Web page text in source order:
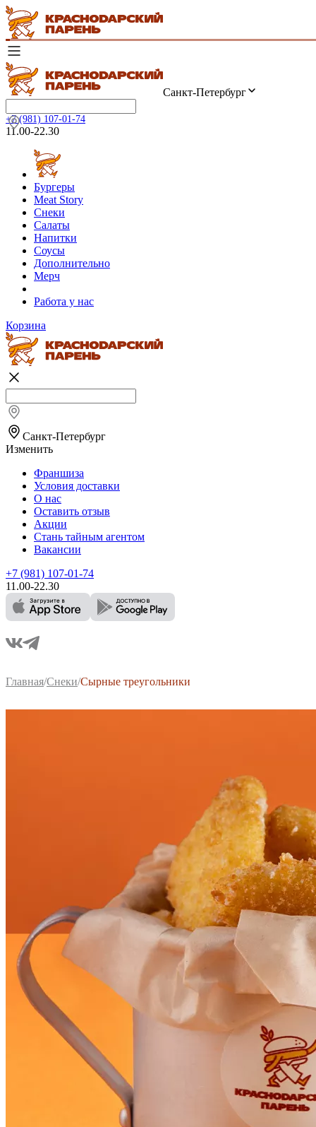
Санкт-Петербург
+7 (981) 107-01-74
11.00-22.30
Бургеры
Meat Story
Снеки
Салаты
Напитки
Соусы
Дополнительно
Мерч
Работа у нас
Корзина
Санкт-Петербург
Изменить
Франшиза
Условия доставки
О нас
Оставить отзыв
Акции
Стань тайным агентом
Вакансии
+7 (981) 107-01-74
11.00-22.30
Главная/Снеки/Сырные треугольники